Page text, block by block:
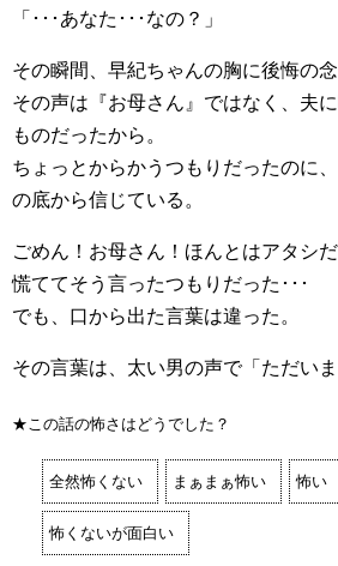
「･･･あなた･･･なの？」
その瞬間、早紀ちゃんの胸に後悔の念
その声は『お母さん』ではなく、夫
ものだったから。
ちょっとからかうつもりだったのに
の底から信じている。
ごめん！お母さん！ほんとはアタシだ
慌ててそう言ったつもりだった･･･
でも、口から出た言葉は違った。
その言葉は、太い男の声で「ただいま
★この話の怖さはどうでした？
全然怖くない まぁまぁ怖い 怖い
怖くないが面白い